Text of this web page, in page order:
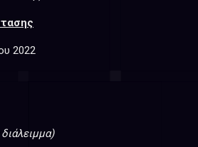
2022